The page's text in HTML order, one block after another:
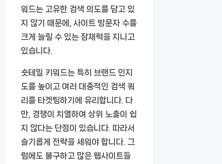
워드는 고유한 검색 의도를 담고 있
지 않기 때문에, 사이트 방문자 수를
크게 늘릴 수 있는 잠재력을 지니고
있습니다.
숏테일 키워드는 특히 브랜드 인지
도를 높이고 여러 대중적인 검색 쿼
리를 타겟팅하기에 유리합니다. 다
만, 경쟁이 치열하여 상위 노출이 쉽
지 않다는 단점이 있습니다. 따라서
슬기롭게 전략을 세워야 합니다. 그
럼에도 불구하고 많은 웹사이트들